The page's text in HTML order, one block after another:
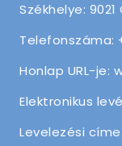
Székhelye:
Telefonszáma:
Honlap URL-je:
Elektronikus
Levelezési